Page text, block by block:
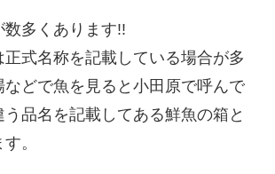
多くあります!!
式名称を記載している場合が多
などで魚を見ると小田原で呼んで
品名を記載してある鮮魚の箱と
。